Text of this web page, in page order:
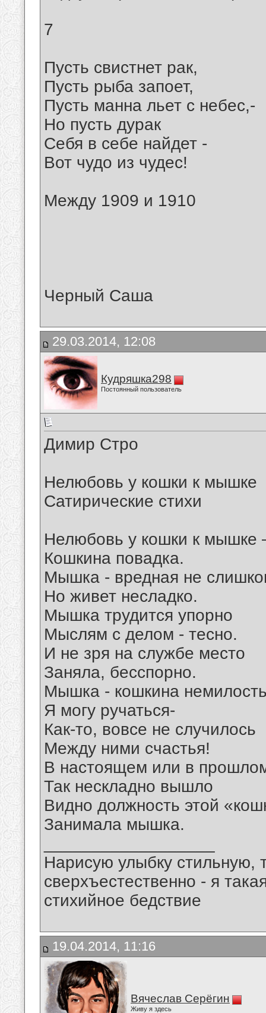
7
Пусть свистнет рак,
Пусть рыба запоет,
Пусть манна льет с небес,-
Но пусть дурак
Себя в себе найдет -
Вот чудо из чудес!
Между 1909 и 1910
Черный Саша
29.03.2014, 12:08
Кудряшка298
Постоянный пользователь
Димир Стро
Нелюбовь у кошки к мышке
Сатирические стихи
Нелюбовь у кошки к мышке
Кошкина повадка.
Мышка - вредная не
Но живет несладко.
Мышка трудится упорно
Мыслям с делом - тесно.
И не зря на службе место
Заняла, бесспорно.
Мышка - кошкина
Я могу ручаться-
Как-то, вовсе не случилось
Между ними счастья!
В настоящем или в
Так нескладно вышло
Видно должность этой
Занимала мышка.
Нарисую улыбку стильную,
сверхъестественно - я
стихийное бедствие
19.04.2014, 11:16
Вячеслав Серёгин
Живу я здесь